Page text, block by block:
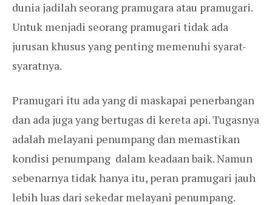
dunia jadilah seorang pramugara atau pramugari.
Untuk menjadi seorang pramugari tidak ada
jurusan khusus yang penting memenuhi syarat-
syaratnya.
Pramugari itu ada yang di maskapai penerbangan
dan ada juga yang bertugas di kereta api. Tugasnya
adalah melayani penumpang dan memastikan
kondisi penumpang dalam keadaan baik. Namun
sebenarnya tidak hanya itu, peran pramugari jauh
lebih luas dari sekedar melayani penumpang.